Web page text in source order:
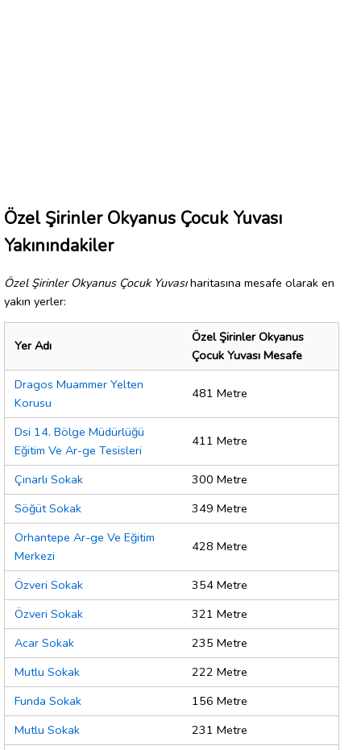
Özel Şirinler Okyanus Çocuk Yuvası
Yakınındakiler
Özel Şirinler Okyanus Çocuk Yuvasıharitasına mesafe olarak en
yakın yerler:
Yer Adı
Özel Şirinler Okyanus
Çocuk Yuvası Mesafe
Dragos Muammer Yelten
Korusu
481 Metre
Dsi 14. Bölge Müdürlüğü
Eğitim Ve Ar-ge Tesisleri
411 Metre
Çınarlı Sokak
300 Metre
Söğüt Sokak
349 Metre
Orhantepe Ar-ge Ve Eğitim
Merkezi
428 Metre
Özveri Sokak
354 Metre
Özveri Sokak
321 Metre
Acar Sokak
235 Metre
Mutlu Sokak
222 Metre
Funda Sokak
156 Metre
Mutlu Sokak
231 Metre